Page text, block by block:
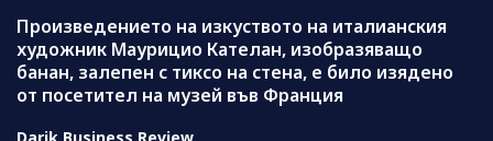
Произведението на изкуството на италианския
художник Маурицио Кателан, изобразяващо
банан, залепен с тиксо на стена, е било изядено
от посетител на музей във Франция